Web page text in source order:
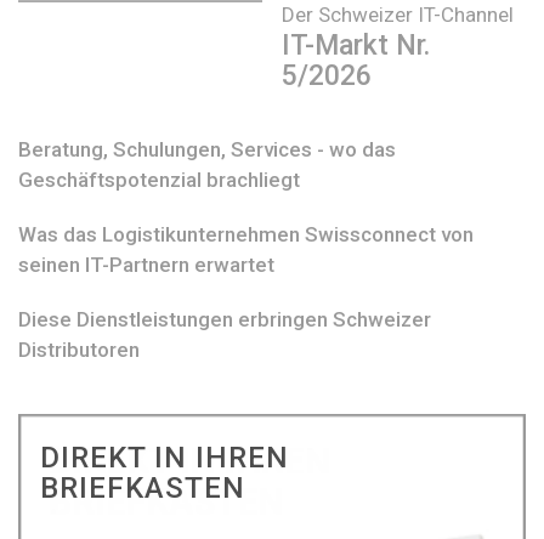
Der Schweizer IT-Channel
IT-Markt Nr.
5/2026
Beratung, Schulungen, Services - wo das
Geschäftspotenzial brachliegt
Was das Logistikunternehmen Swissconnect von
seinen IT-Partnern erwartet
Diese Dienstleistungen erbringen Schweizer
Distributoren
DIREKT IN IHREN
BRIEFKASTEN